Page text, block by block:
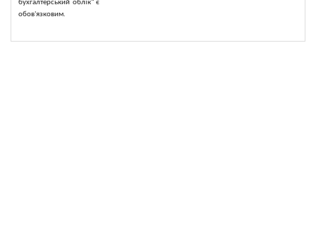
бухгалтерський облік" є
обов'язковим.